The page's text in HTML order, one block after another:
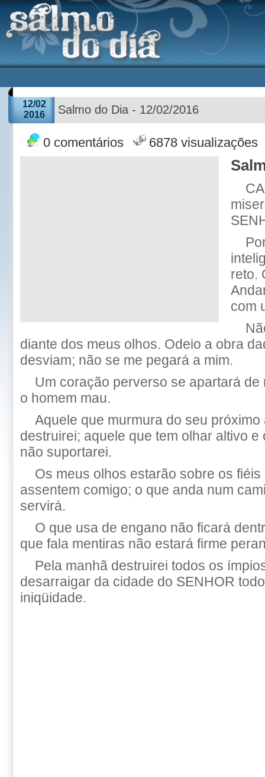
12/02
2016
Salmo do Dia - 12/02/2016
0 comentários 6878 visualizações
reto.
com
diante dos meus olhos. Odeio a obra
desviam; não se me pegará a mim.
Um coração perverso se apartará de
o homem mau.
Aquele que murmura do seu
destruirei; aquele que tem olhar altivo
não suportarei.
Os meus olhos estarão sobre os
assentem comigo; o que anda num
servirá.
O que usa de engano não ficará
que fala mentiras não estará firme
Pela manhã destruirei todos os
desarraigar da cidade do SENHOR
iniqüidade.